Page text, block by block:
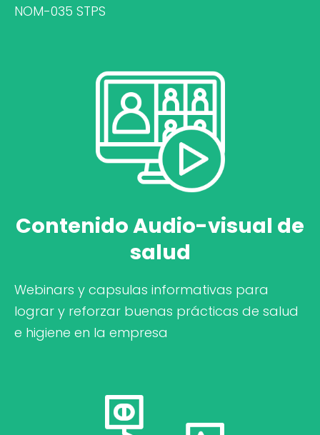
NOM-035 STPS
Contenido Audio-visual de
salud
Webinars y capsulas informativas para
lograr y reforzar buenas prácticas de salud
e higiene en la empresa